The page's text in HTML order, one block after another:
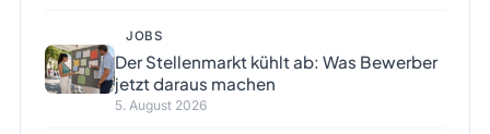
JOBS
Der Stellenmarkt kühlt ab: Was Bewerber
jetzt daraus machen
5. August 2026